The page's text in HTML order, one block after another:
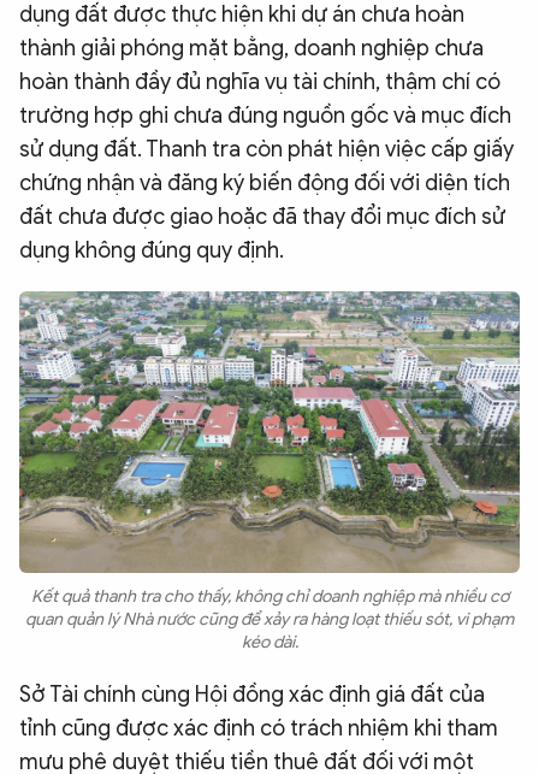
dụng đất được thực hiện khi dự án chưa hoàn
thành giải phóng mặt bằng, doanh nghiệp chưa
hoàn thành đầy đủ nghĩa vụ tài chính, thậm chí có
trường hợp ghi chưa đúng nguồn gốc và mục đích
sử dụng đất. Thanh tra còn phát hiện việc cấp giấy
chứng nhận và đăng ký biến động đối với diện tích
đất chưa được giao hoặc đã thay đổi mục đích sử
dụng không đúng quy định.
Kết quả thanh tra cho thấy, không chỉ doanh nghiệp mà nhiều cơ
quan quản lý Nhà nước cũng để xảy ra hàng loạt thiếu sót, vi phạm
kéo dài.
Sở Tài chính cùng Hội đồng xác định giá đất của
tỉnh cũng được xác định có trách nhiệm khi tham
mưu phê duyệt thiếu tiền thuê đất đối với một